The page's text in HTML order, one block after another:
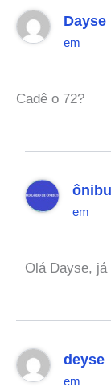
Dayse
em
Cadê o 72?
em
Olá Dayse, já
deyse
em